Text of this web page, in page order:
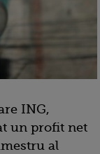
ING,
un profit net
al